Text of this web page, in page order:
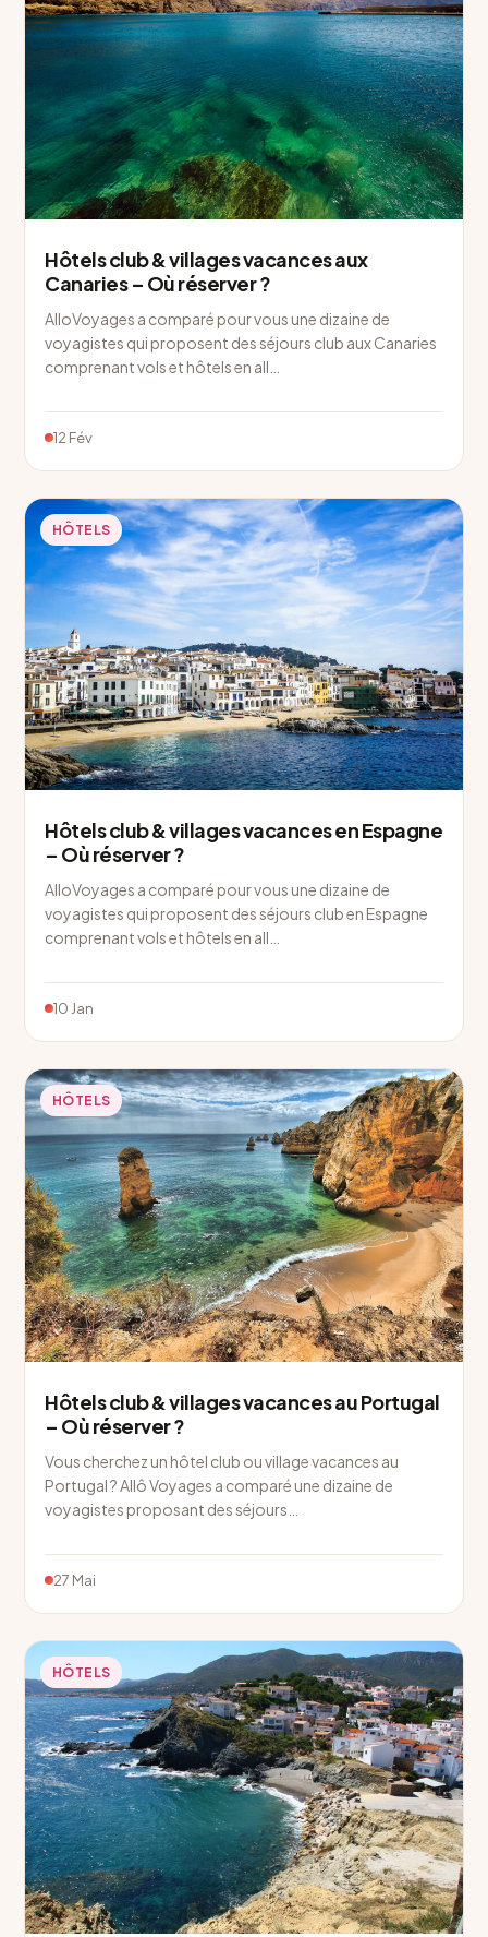
Hôtels club & villages vacances aux
Canaries – Où réserver ?
AlloVoyages a comparé pour vous une dizaine de
voyagistes qui proposent des séjours club aux Canaries
comprenant vols et hôtels en all…
12 Fév
HÔTELS
Hôtels club & villages vacances en Espagne
– Où réserver ?
AlloVoyages a comparé pour vous une dizaine de
voyagistes qui proposent des séjours club en Espagne
comprenant vols et hôtels en all…
10 Jan
HÔTELS
Hôtels club & villages vacances au Portugal
– Où réserver ?
Vous cherchez un hôtel club ou village vacances au
Portugal ? Allô Voyages a comparé une dizaine de
voyagistes proposant des séjours…
27 Mai
HÔTELS